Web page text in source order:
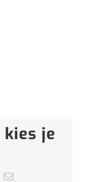
je
E-